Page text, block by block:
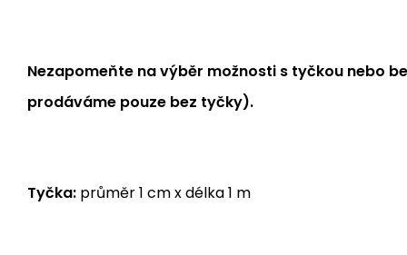
Nezapomeňte na výběr možnosti s tyčkou nebo
prodáváme pouze bez tyčky).
Tyčka: průměr 1 cm x délka 1 m